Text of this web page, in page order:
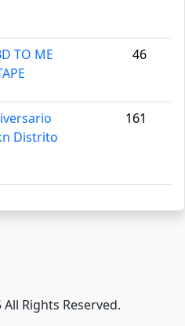
TO ME
46
Distrito
161
Rights Reserved.